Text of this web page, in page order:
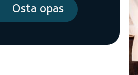
Osta opas